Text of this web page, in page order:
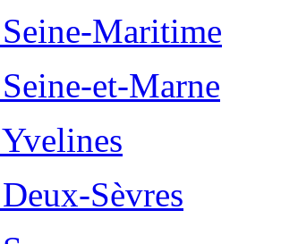
Maritime
et-Marne
Sèvres